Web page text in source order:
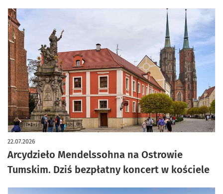
Arcydzieło Mendelssohna na Ostrowie
Tumskim. Dziś bezpłatny koncert w kościele
22.07.2026